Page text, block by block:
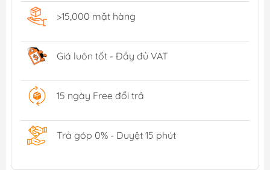
>15,000 mặt hàng
Giá luôn tốt - Đầy đủ VAT
15 ngày Free đổi trả
Trả góp 0% - Duyệt 15 phút